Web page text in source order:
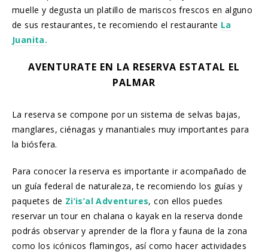
muelle y degusta un platillo de mariscos frescos en alguno
de sus restaurantes, te recomiendo el restaurante La
Juanita.
AVENTURATE EN LA RESERVA ESTATAL EL
PALMAR
La reserva se compone por un sistema de selvas bajas,
manglares, ciénagas y manantiales muy importantes para
la biósfera.
Para conocer la reserva es importante ir acompañado de
un guía federal de naturaleza, te recomiendo los guías y
paquetes de Zi’is’al Adventures, con ellos puedes
reservar un tour en chalana o kayak en la reserva donde
podrás observar y aprender de la flora y fauna de la zona
como los icónicos flamingos, así como hacer actividades